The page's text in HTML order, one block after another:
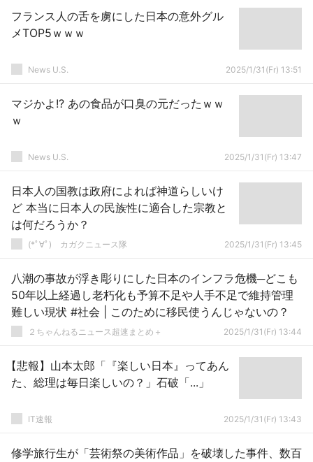
フランス人の舌を虜にした日本の意外グル
メTOP5ｗｗｗ
News U.S. 2025/1/31(Fr) 13:51
マジかよ!? あの食品が口臭の元だったｗｗ
ｗ
News U.S. 2025/1/31(Fr) 13:47
日本人の国教は政府によれば神道らしいけ
ど 本当に日本人の民族性に適合した宗教と
は何だろうか？
(*ﾟ∀ﾟ)ゞカガクニュース隊 2025/1/31(Fr) 13:45
八潮の事故が浮き彫りにした日本のインフラ危機─どこも
50年以上経過し老朽化も予算不足や人手不足で維持管理
難しい現状 #社会 | このために移民使うんじゃないの？
２ちゃんねるニュース超速まとめ＋ 2025/1/31(Fr) 13:44
【悲報】山本太郎「『楽しい日本』ってあん
た、総理は毎日楽しいの？」石破「...」
IT速報 2025/1/31(Fr) 13:43
修学旅行生が「芸術祭の美術作品」を破壊した事件、数百